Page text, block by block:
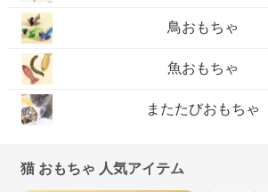
鳥おもちゃ
魚おもちゃ
またたびおもちゃ
猫 おもちゃ 人気アイテム